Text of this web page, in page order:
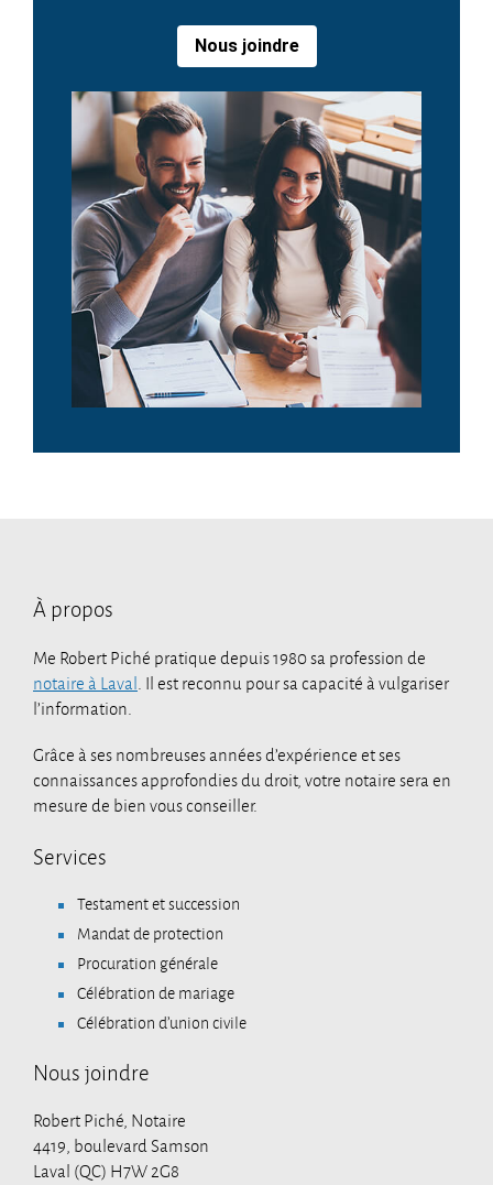
Nous joindre
À propos
Me Robert Piché pratique depuis 1980 sa profession de
notaire à Laval
. Il est reconnu pour sa capacité à vulgariser
l’information.
Grâce à ses nombreuses années d’expérience et ses
connaissances approfondies du droit, votre notaire sera en
mesure de bien vous conseiller.
Services
Testament et succession
Mandat de protection
Procuration générale
Célébration de mariage
Célébration d’union civile
Nous joindre
Robert Piché, Notaire
4419, boulevard Samson
Laval (QC) H7W 2G8